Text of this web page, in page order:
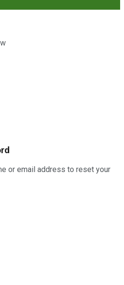
or email address to reset your